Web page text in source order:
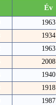
Év
1963
1934
1963
2008
1940
1918
1987